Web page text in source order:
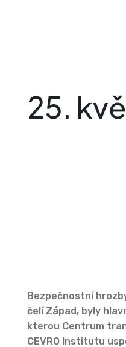
25.
Bezpečnostní
čelí Západ, byly
kterou Centrum
CEVRO Institutu